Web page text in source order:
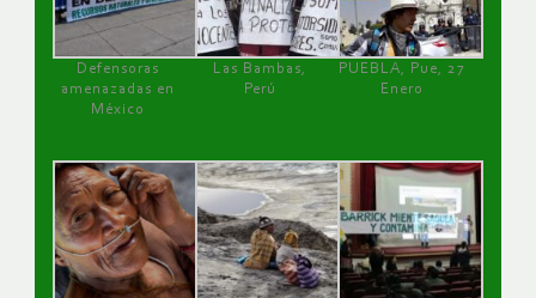
Defensoras
amenazadas en
México
Las Bambas,
Perú
PUEBLA, Pue, 27
Enero